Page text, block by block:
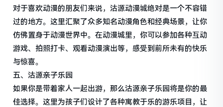
对于喜欢动漫的朋友们来说，沽源动漫城绝对是一个不容错
过的地方。这里汇聚了众多知名动漫角色和经典场景，让你
仿佛置身于动漫世界中。在动漫城里，你可以参加各种互动
游戏、拍照打卡、观看动漫演出等，感受到前所未有的快乐
与惊喜。
五、沽源亲子乐园
如果你是带着家人一起出游，那么沽源亲子乐园将是你的最
佳选择。这里为孩子们设计了各种寓教于乐的游乐项目，让